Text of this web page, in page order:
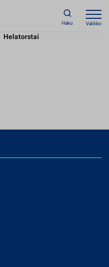
Haku Valikko
Helatorstai